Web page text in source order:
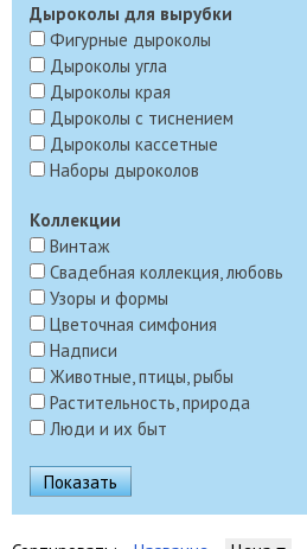
Дыроколы для вырубки
Фигурные дыроколы
Дыроколы угла
Дыроколы края
Дыроколы с тиснением
Дыроколы кассетные
Наборы дыроколов
Коллекции
Винтаж
Свадебная коллекция, любовь
Узоры и формы
Цветочная симфония
Надписи
Животные, птицы, рыбы
Растительность, природа
Люди и их быт